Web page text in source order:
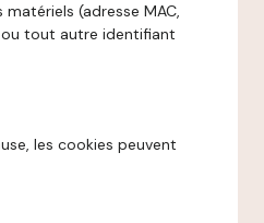
(adresse MAC,
tout autre identifiant
les cookies peuvent